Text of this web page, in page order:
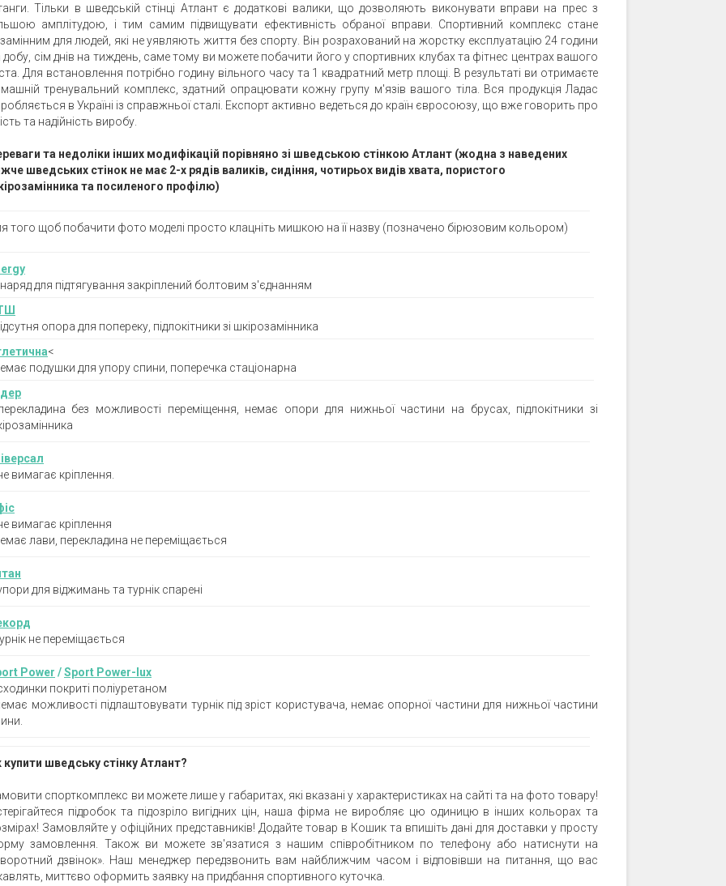
Тільки в шведській стінці Атлант є додаткові валики, що дозволяють виконувати вправи на прес з
амплітудою, і тим самим підвищувати ефективність обраної вправи. Спортивний комплекс стане
для людей, які не уявляють життя без спорту. Він розрахований на жорстку експлуатацію 24 години
добу, сім днів на тиждень, саме тому ви можете побачити його у спортивних клубах та фітнес центрах вашого
Для встановлення потрібно годину вільного часу та 1 квадратний метр площі. В результаті ви отримаєте
тренувальний комплекс, здатний опрацювати кожну групу м'язів вашого тіла. Вся продукція Ладас
в Україні із справжньої сталі. Експорт активно ведеться до країн євросоюзу, що вже говорить про
та надійність виробу.
та недоліки інших модифікацій порівняно зі шведською стінкою Атлант (жодна з наведених
шведських стінок не має 2-х рядів валиків, сидіння, чотирьох видів хвата, пористого
та посиленого профілю)
того щоб побачити фото моделі просто клацніть мишкою на її назву (позначено бірюзовим кольором)
для підтягування закріплений болтовим з'єднанням
опора для попереку, підлокітники зі шкірозамінника
<
подушки для упору спини, поперечка стаціонарна
без можливості переміщення, немає опори для нижньої частини на брусах, підлокітники зі
вимагає кріплення.
вимагає кріплення
лави, перекладина не переміщається
для віджимань та турнік спарені
не переміщається
Power /Sport Power-lux
покриті поліуретаном
можливості підлаштовувати турнік під зріст користувача, немає опорної частини для нижньої частини
купити шведську стінку Атлант?
спорткомплекс ви можете лише у габаритах, які вказані у характеристиках на сайті та на фото товару!
підробок та підозріло вигідних цін, наша фірма не виробляє цю одиницю в інших кольорах та
Замовляйте у офіційних представників! Додайте товар в Кошик та впишіть дані для доставки у просту
замовлення. Також ви можете зв'язатися з нашим співробітником по телефону або натиснути на
дзвінок». Наш менеджер передзвонить вам найближчим часом і відповівши на питання, що вас
миттєво оформить заявку на придбання спортивного куточка.